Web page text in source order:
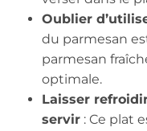
Oublier
du parmesan
parmesan
optimale.
Laisser
servir : Ce plat